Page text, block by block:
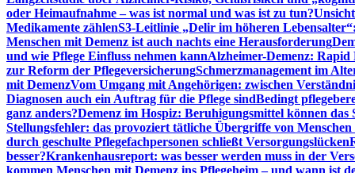
oder Heimaufnahme – was ist normal und was ist zu tun?
Medikamente zählenS3-Leitlinie „Delir im höheren
Menschen mit Demenz ist auch nachts eine Herausforderung
und wie Pflege Einfluss nehmen kannAlzheimer-Demenz:
zur Reform der PflegeversicherungSchmerzmanagement im
mit DemenzVom Umgang mit Angehörigen: zwischen
Diagnosen auch ein Auftrag für die Pflege sindBedingt
ganz anders?Demenz im Hospiz: Beruhigungsmittel können das
Stellungsfehler: das provoziert tätliche Übergriffe von Menschen
durch geschulte Pflegefachpersonen schließt Versorgungslücken
besser?Krankenhausreport: was besser werden muss in der